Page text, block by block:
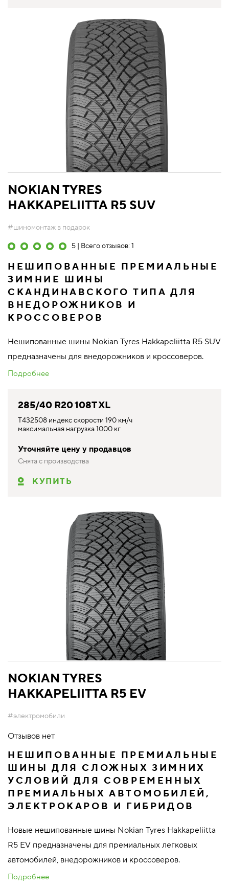
NOKIAN TYRES
HAKKAPELIITTA R5 SUV
#шиномонтаж в подарок
5 | Всего отзывов: 1
НЕШИПОВАННЫЕ ПРЕМИАЛЬНЫЕ
ЗИМНИЕ ШИНЫ
СКАНДИНАВСКОГО ТИПА ДЛЯ
ВНЕДОРОЖНИКОВ И
КРОССОВЕРОВ
Нешипованные шины Nokian Tyres Hakkapeliitta R5 SUV
предназначены для внедорожников и кроссоверов.
Подробнее
285/40 R20 108T XL
T432508 индекс скорости 190 км/ч
максимальная нагрузка 1000 кг
Уточняйте цену у продавцов
Снята с производства
КУПИТЬ
NOKIAN TYRES
HAKKAPELIITTA R5 EV
#электромобили
Отзывов нет
НЕШИПОВАННЫЕ ПРЕМИАЛЬНЫЕ
ШИНЫ ДЛЯ СЛОЖНЫХ ЗИМНИХ
УСЛОВИЙ ДЛЯ СОВРЕМЕННЫХ
ПРЕМИАЛЬНЫХ АВТОМОБИЛЕЙ,
ЭЛЕКТРОКАРОВ И ГИБРИДОВ
Новые нешипованные шины Nokian Tyres Hakkapeliitta
R5 EV предназначены для премиальных легковых
автомобилей, внедорожников и кроссоверов.
Подробнее